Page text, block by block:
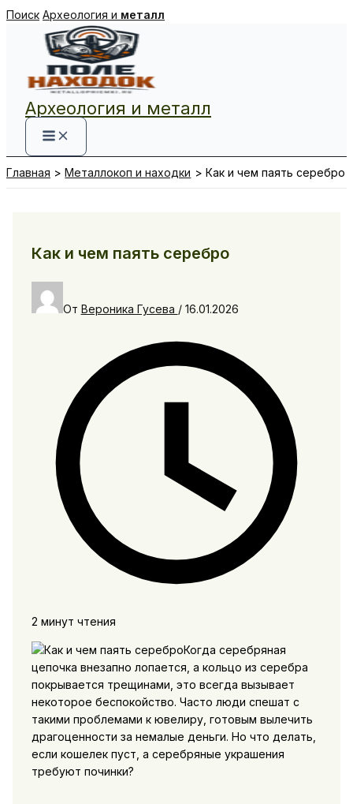
Перейти
содержимому
Поиск Археология и металл
Археология и металл
Главная Металлокоп и находки Как и чем паять серебро
Как и чем паять серебро
От Вероника Гусева / 16.01.2026
2 минут чтения
Когда серебряная
цепочка внезапно лопается, а кольцо из серебра
покрывается трещинами, это всегда вызывает
некоторое беспокойство. Часто люди спешат с
такими проблемами к ювелиру, готовым вылечить
драгоценности за немалые деньги. Но что делать,
если кошелек пуст, а серебряные украшения
требуют починки?